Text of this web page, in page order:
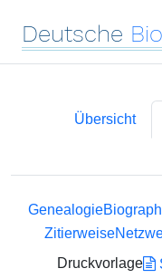
Deutsche
Übersicht
Genealogie
Zitierweise
Druckvorlage